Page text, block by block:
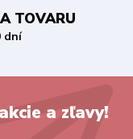
TOVARU
dní
a zľavy!